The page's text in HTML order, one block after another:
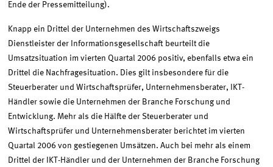
Ende der Pressemitteilung).
Knapp ein Drittel der Unternehmen des Wirtschaftszweigs
Dienstleister der Informationsgesellschaft beurteilt die
Umsatzsituation im vierten Quartal 2006 positiv, ebenfalls etwa ein
Drittel die Nachfragesituation. Dies gilt insbesondere für die
Steuerberater und Wirtschaftsprüfer, Unternehmensberater, IKT-
Händler sowie die Unternehmen der Branche Forschung und
Entwicklung. Mehr als die Hälfte der Steuerberater und
Wirtschaftsprüfer und Unternehmensberater berichtet im vierten
Quartal 2006 von gestiegenen Umsätzen. Auch bei mehr als einem
Drittel der IKT-Händler und der Unternehmen der Branche Forschung